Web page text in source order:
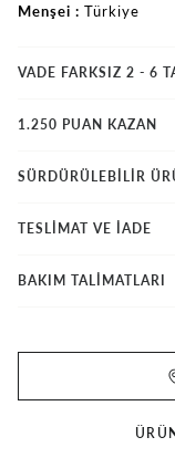
Menşei Türkiye
VADE FARKSIZ 2 - 6
1.250 PUAN KAZAN
SÜRDÜRÜLEBİLİR
TESLİMAT VE İADE
BAKIM TALİMATLARI